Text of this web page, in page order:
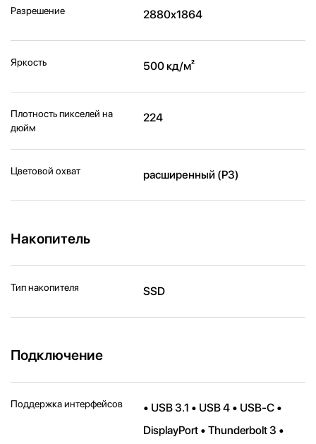
Разрешение 2880x1864
Яркость 500 кд/м²
Плотность пикселей на
дюйм
224
Цветовой охват расширенный (P3)
Накопитель
Тип накопителя SSD
Подключение
Поддержка интерфейсов
• USB 3.1 • USB 4 • USB-C •
DisplayPort • Thunderbolt 3 •